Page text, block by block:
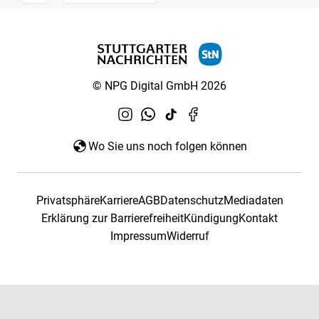
© NPG Digital GmbH 2026
Wo Sie uns noch folgen können
PrivatsphäreKarriereAGBDatenschutzMediadaten
Erklärung zur BarrierefreiheitKündigungKontakt
ImpressumWiderruf